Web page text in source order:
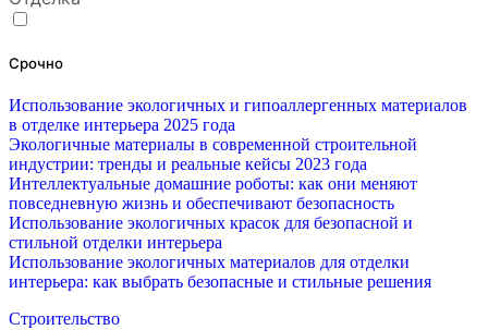
Срочно
Использование экологичных и гипоаллергенных материалов
в отделке интерьера 2025 года
Экологичные материалы в современной строительной
индустрии: тренды и реальные кейсы 2023 года
Интеллектуальные домашние роботы: как они меняют
повседневную жизнь и обеспечивают безопасность
Использование экологичных красок для безопасной и
стильной отделки интерьера
Использование экологичных материалов для отделки
интерьера: как выбрать безопасные и стильные решения
Строительство